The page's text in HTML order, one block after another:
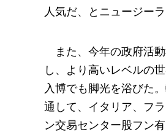
人気だ、とニュージー
また、今年の政府活
し、より高いレベルの
入博でも脚光を浴びた
通して、イタリア、フ
ン交易センター股フン